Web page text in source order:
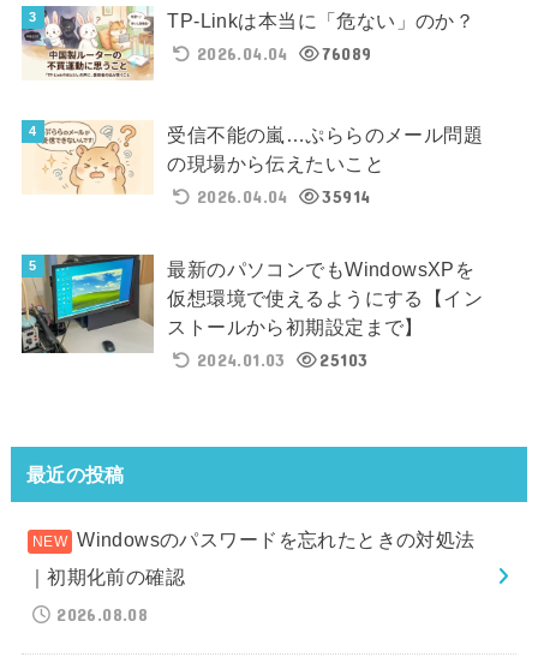
TP-Linkは本当に「危ない」のか？
2026.04.04
76089
受信不能の嵐…ぷららのメール問題
の現場から伝えたいこと
2026.04.04
35914
最新のパソコンでもWindowsXPを
仮想環境で使えるようにする【イン
ストールから初期設定まで】
2024.01.03
25103
最近の投稿
Windowsのパスワードを忘れたときの対処法
｜初期化前の確認
2026.08.08